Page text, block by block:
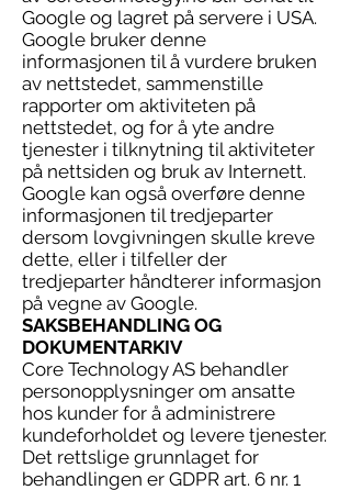
Google og lagret på servere i USA.
Google bruker denne
informasjonen til å vurdere bruken
av nettstedet, sammenstille
rapporter om aktiviteten på
nettstedet, og for å yte andre
tjenester i tilknytning til aktiviteter
på nettsiden og bruk av Internett.
Google kan også overføre denne
informasjonen til tredjeparter
dersom lovgivningen skulle kreve
dette, eller i tilfeller der
tredjeparter håndterer informasjon
på vegne av Google.
SAKSBEHANDLING OG
DOKUMENTARKIV
Core Technology AS behandler
personopplysninger om ansatte
hos kunder for å administrere
kundeforholdet og levere tjenester.
Det rettslige grunnlaget for
behandlingen er GDPR art. 6 nr. 1